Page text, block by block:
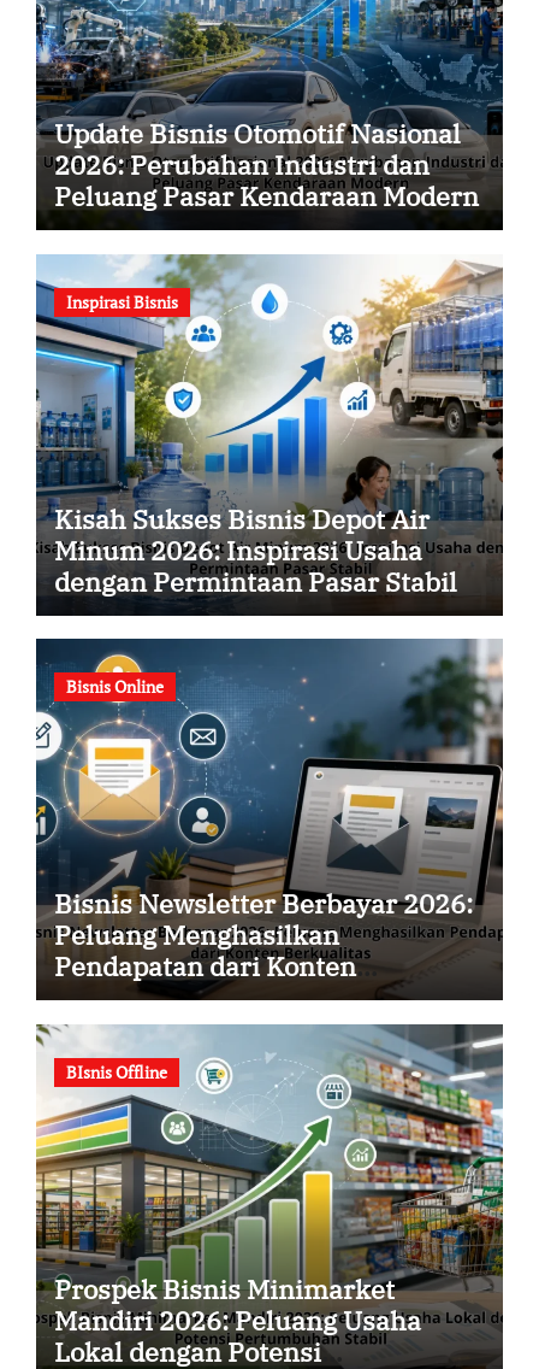
Update Bisnis Otomotif Nasional
2026: Perubahan Industri dan
Peluang Pasar Kendaraan Modern
Inspirasi Bisnis
Kisah Sukses Bisnis Depot Air
Minum 2026: Inspirasi Usaha
dengan Permintaan Pasar Stabil
Bisnis Online
Bisnis Newsletter Berbayar 2026:
Peluang Menghasilkan
Pendapatan dari Konten
Berkualitas
BIsnis Offline
Prospek Bisnis Minimarket
Mandiri 2026: Peluang Usaha
Lokal dengan Potensi